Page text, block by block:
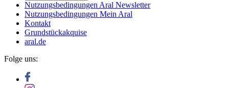
Nutzungsbedingungen Aral Newsletter
Nutzungsbedingungen Mein Aral
Kontakt
Grundstückakquise
aral.de
Folge uns: